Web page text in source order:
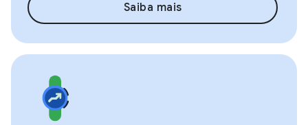
Saiba mais